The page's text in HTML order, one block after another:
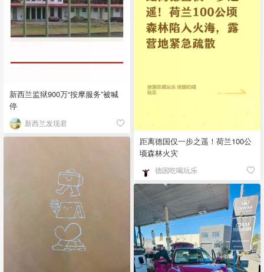
新西兰监狱900万“按摩服务”被喊
停
新西兰发现君
距离德国仅一步之遥！荷兰100公
顷森林火灾
德国吃喝玩乐